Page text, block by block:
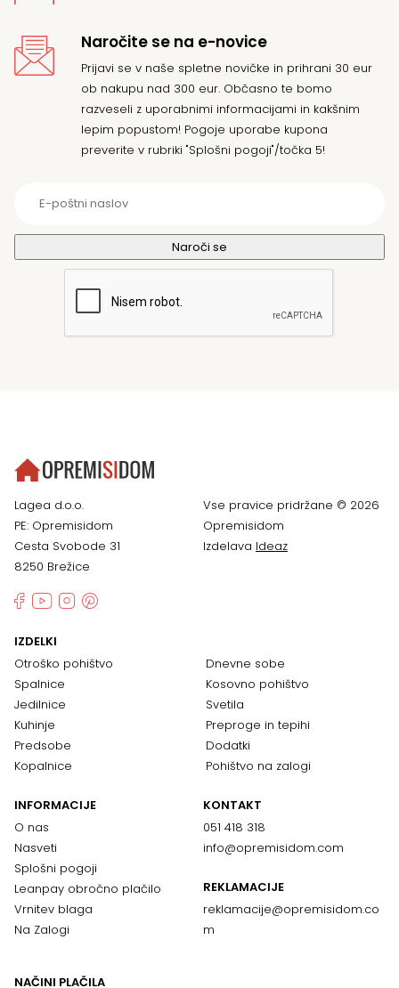
Naročite se na e-novice
Prijavi se v naše spletne novičke in prihrani 30 eur
ob nakupu nad 300 eur. Občasno te bomo
razveseli z uporabnimi informacijami in kakšnim
lepim popustom! Pogoje uporabe kupona
preverite v rubriki "Splošni pogoji"/točka 5!
Lagea d.o.o.
PE: Opremisidom
Cesta Svobode 31
8250 Brežice
Vse pravice pridržane © 2026
Opremisidom
Izdelava Ideaz
IZDELKI
Otroško pohištvo
Spalnice
Jedilnice
Kuhinje
Predsobe
Kopalnice
Dnevne sobe
Kosovno pohištvo
Svetila
Preproge in tepihi
Dodatki
Pohištvo na zalogi
INFORMACIJE
O nas
Nasveti
Splošni pogoji
Leanpay obročno plačilo
Vrnitev blaga
Na Zalogi
KONTAKT
051 418 318
info@opremisidom.com
REKLAMACIJE
reklamacije@opremisidom.co
m
NAČINI PLAČILA